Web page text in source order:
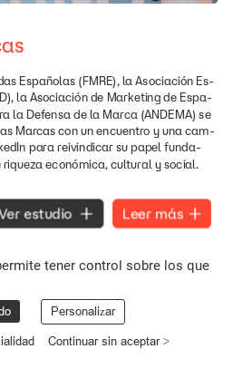
Leer más
Españolas (FMRE), la Asociación Es-
la Asociación de Marketing de Espa-
la Defensa de la Marca (ANDEMA) se
Marcas con un encuentro y una cam-
para reivindicar su papel funda-
riqueza económica, cultural y social.
estudio
tener control sobre los que
Personalizar
Continuar sin aceptar >